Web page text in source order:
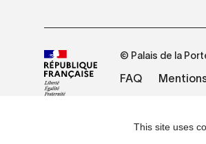
© Palais de la
FAQ
This site uses